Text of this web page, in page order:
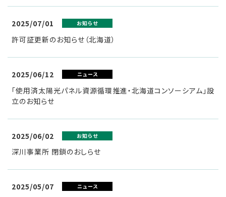
2025/07/01 お知らせ
許可証更新のお知らせ（北海道）
2025/06/12 ニュース
「使用済太陽光パネル資源循環推進・北海道コンソーシアム」設
立のお知らせ
2025/06/02 お知らせ
深川事業所 閉鎖のおしらせ
2025/05/07 ニュース